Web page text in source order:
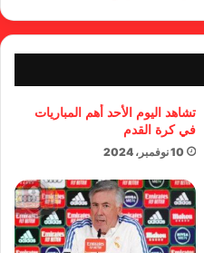
تشاهد اليوم الأحد أهم المباريات
في كرة القدم
10 نوفمبر، 2024